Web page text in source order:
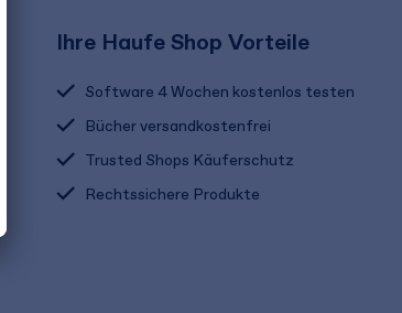
Ihre Haufe Shop Vorteile
Software 4 Wochen kostenlos testen
Bücher versandkostenfrei
Trusted Shops Käuferschutz
Rechtssichere Produkte